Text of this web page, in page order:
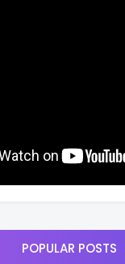
POPULAR POSTS